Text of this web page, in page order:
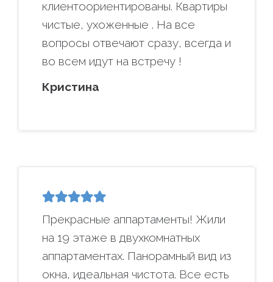
клиентоориентированы. Квартиры
чистые, ухоженные . На все
вопросы отвечают сразу, всегда и
во всем идут на встречу !
Кристина
Прекрасные аппартаменты! Жили
на 19 этаже в двухкомнатных
аппартаментах. Панорамный вид из
окна, идеальная чистота. Все есть